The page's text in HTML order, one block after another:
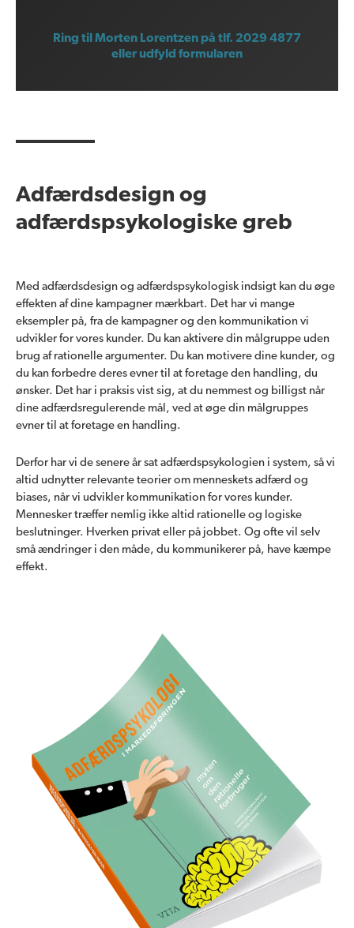
Ring til Morten Lorentzen på tlf. 2029 4877
eller udfyld formularen
Adfærdsdesign og
adfærdspsykologiske greb
Med adfærdsdesign og adfærdspsykologisk indsigt kan du øge
effekten af dine kampagner mærkbart. Det har vi mange
eksempler på, fra de kampagner og den kommunikation vi
udvikler for vores kunder. Du kan aktivere din målgruppe uden
brug af rationelle argumenter. Du kan motivere dine kunder, og
du kan forbedre deres evner til at foretage den handling, du
ønsker. Det har i praksis vist sig, at du nemmest og billigst når
dine adfærdsregulerende mål, ved at øge din målgruppes
evner til at foretage en handling.
Derfor har vi de senere år sat adfærdspsykologien i system, så vi
altid udnytter relevante teorier om menneskets adfærd og
biases, når vi udvikler kommunikation for vores kunder.
Mennesker træffer nemlig ikke altid rationelle og logiske
beslutninger. Hverken privat eller på jobbet. Og ofte vil selv
små ændringer i den måde, du kommunikerer på, have kæmpe
effekt.